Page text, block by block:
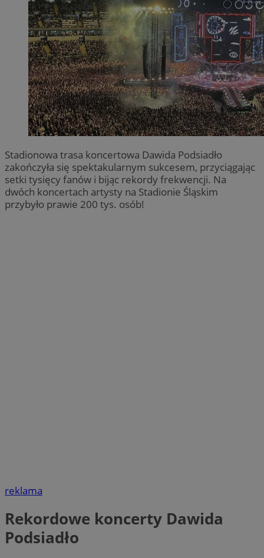
Stadionowa trasa koncertowa Dawida Podsiadło
zakończyła się spektakularnym sukcesem, przyciągając
setki tysięcy fanów i bijąc rekordy frekwencji. Na
dwóch koncertach artysty na Stadionie Śląskim
przybyło prawie 200 tys. osób!
reklama
Rekordowe koncerty Dawida
Podsiadło